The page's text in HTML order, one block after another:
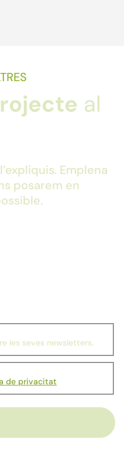
al
Emplena
posarem en
les seves newsletters.
de privacitat